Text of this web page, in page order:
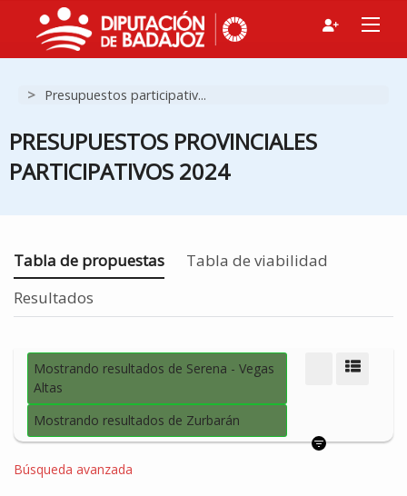
> Presupuestos participativ...
PRESUPUESTOS PROVINCIALES
PARTICIPATIVOS 2024
Estás en
Tabla de propuestas
Tabla de viabilidad
Resultados
Mostrando resultados de Serena - Vegas
Altas
Mostrando resultados de Zurbarán
Búsqueda avanzada